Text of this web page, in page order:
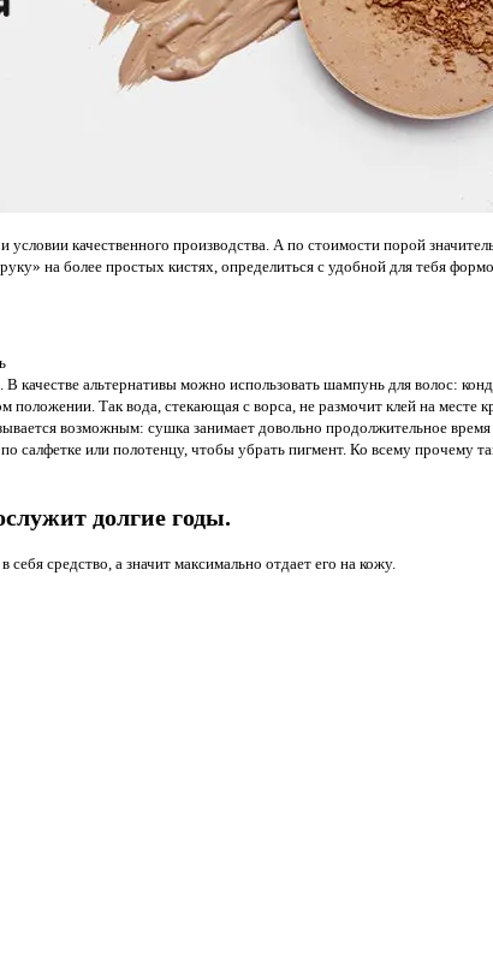
качественного производства. А по стоимости порой
на более простых кистях, определиться с удобной для тебя
альтернативы можно использовать шампунь для волос:
Так вода, стекающая с ворса, не размочит клей на месте
возможным: сушка занимает довольно продолжительное
или полотенцу, чтобы убрать пигмент. Ко всему прочему
долгие годы.
средство, а значит максимально отдает его на кожу.